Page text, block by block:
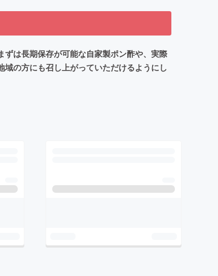
は長期保存が可能な自家製ポン酢や、実際
の方にも召し上がっていただけるようにし